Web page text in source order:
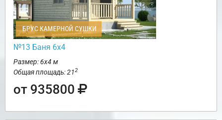
БРУС КАМЕРНОЙ СУШКИ
№13 Баня 6х4
Размер: 6х4 м
Общая площадь: 212
от 935800